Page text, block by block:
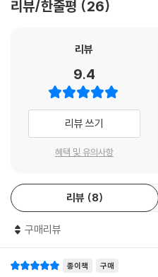
악보를 보고 키를 찾는 방법 105
♭키의 다이아토닉 코드 일람 107
마이너 키의 다이아토닉 코드 109
순환코드란? 110
순환코드를 발전시켜보자 111
4도진행과 5도진행은 같다 112
어려운 곡도 처음에는 간단했다 113
Extra Edition 총정리 115
기초 이론 116
테스트 해답 118
리뷰/한줄평 26
리뷰
9.4
리뷰 쓰기
혜택 및 유의사항
리뷰 8
구매리뷰
종이책 구매